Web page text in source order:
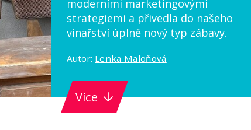
moderními marketingovými
strategiemi a přivedla do našeho
vinařství úplně nový typ zábavy.
Autor: Lenka Maloňová
Více